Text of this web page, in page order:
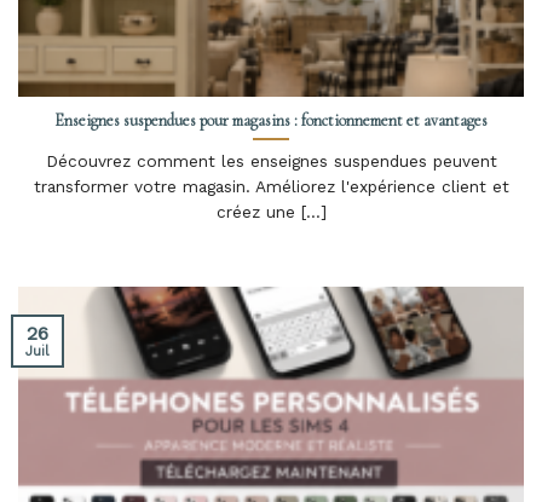
Enseignes suspendues pour magasins : fonctionnement et avantages
Découvrez comment les enseignes suspendues peuvent
transformer votre magasin. Améliorez l'expérience client et
créez une [...]
26
Juil